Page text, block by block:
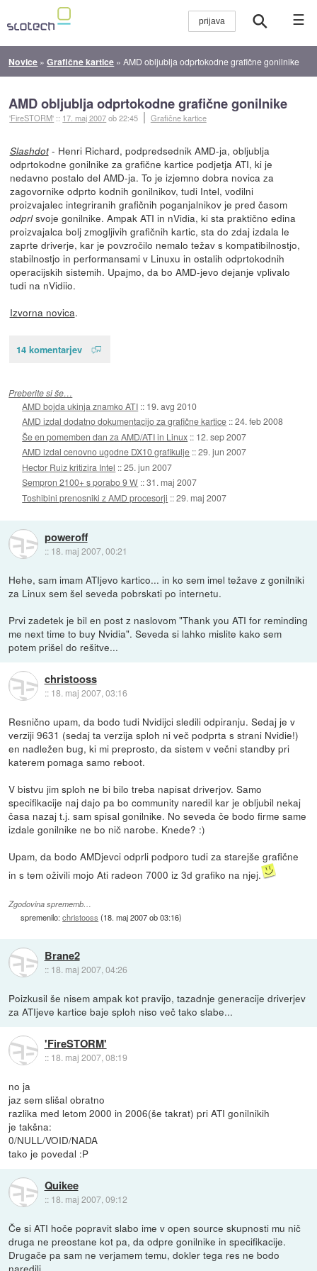
☰
Novice »Grafične kartice »AMD obljublja odprtokodne grafične gonilnike
AMD obljublja odprtokodne grafične gonilnike
'FireSTORM' :: 17. maj 2007ob 22:45 Grafične kartice
Slashdot- Henri Richard, podpredsednik AMD-ja, obljublja
odprtokodne gonilnike za grafične kartice podjetja ATI, ki je
nedavno postalo del AMD-ja. To je izjemno dobra novica za
zagovornike odprto kodnih gonilnikov, tudi Intel, vodilni
proizvajalec integriranih grafičnih poganjalnikov je pred časom
odprlsvoje gonilnike. Ampak ATI in nVidia, ki sta praktično edina
proizvajalca bolj zmogljivih grafičnih kartic, sta do zdaj izdala le
zaprte driverje, kar je povzročilo nemalo težav s kompatibilnostjo,
stabilnostjo in performansami v Linuxu in ostalih odprtokodnih
operacijskih sistemih. Upajmo, da bo AMD-jevo dejanje vplivalo
tudi na nVidiio.
Izvorna novica.
14 komentarjev
Preberite si še…
AMD bojda ukinja znamko ATI :: 19. avg 2010
AMD izdal dodatno dokumentacijo za grafične kartice ::24. feb 2008
Še en pomemben dan za AMD/ATI in Linux :: 12. sep 2007
AMD izdal cenovno ugodne DX10 grafikulje ::29. jun 2007
Hector Ruiz kritizira Intel ::25. jun 2007
Sempron 2100+ s porabo 9 W ::31. maj 2007
Toshibini prenosniki z AMD procesorji ::29. maj 2007
poweroff
:: 18. maj 2007, 00:21
Hehe, sam imam ATIjevo kartico... in ko sem imel težave z gonilniki
za Linux sem šel seveda pobrskati po internetu.
Prvi zadetek je bil en post z naslovom "Thank you ATI for reminding
me next time to buy Nvidia". Seveda si lahko mislite kako sem
potem prišel do rešitve...
christooss
:: 18. maj 2007, 03:16
Resnično upam, da bodo tudi Nvidijci sledili odpiranju. Sedaj je v
verziji 9631 (sedaj ta verzija sploh ni več podprta s strani Nvidie!)
en nadležen bug, ki mi preprosto, da sistem v večni standby pri
katerem pomaga samo reboot.
V bistvu jim sploh ne bi bilo treba napisat driverjov. Samo
specifikacije naj dajo pa bo community naredil kar je obljubil nekaj
časa nazaj t.j. sam spisal gonilnike. No seveda če bodo firme same
izdale gonilnike ne bo nič narobe. Knede? :)
Upam, da bodo AMDjevci odprli podporo tudi za starejše grafične
in s tem oživili mojo Ati radeon 7000 iz 3d grafiko na njej.
Zgodovina sprememb…
spremenilo:christooss (18. maj 2007 ob 03:16)
Brane2
:: 18. maj 2007, 04:26
Poizkusil še nisem ampak kot pravijo, tazadnje generacije driverjev
za ATIjeve kartice baje sploh niso več tako slabe...
'FireSTORM'
:: 18. maj 2007, 08:19
no ja
jaz sem slišal obratno
razlika med letom 2000 in 2006(še takrat) pri ATI gonilnikih
je takšna:
0/NULL/VOID/NADA
tako je povedal :P
Quikee
:: 18. maj 2007, 09:12
Če si ATI hoče popravit slabo ime v open source skupnosti mu nič
druga ne preostane kot pa, da odpre gonilnike in specifikacije.
Drugače pa sam ne verjamem temu, dokler tega res ne bodo
naredili.